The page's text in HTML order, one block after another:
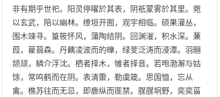
非有期乎世祀。阳灵停曜於其表，阴祇蒙雾於其里。菀
以玄武，陪以幽林。缭垣开囿，观宇相临。硕果灌丛，
围木竦寻。篁筱怀风，蒲陶结阴。回渊漼，积水深。蒹
葭，雚蒻森。丹藕凌波而的皪，绿芰泛涛而浸潭。羽翮
颉颃，鳞介浮沈。栖者择木，雊者择音。若咆渤澥与姑
馀，常鸣鹤而在阴。表清籞，勒虞箴。思国恤，忘从
禽。樵苏往而无忌，即鹿纵而匪禁。腜腜坰野，奕奕菑